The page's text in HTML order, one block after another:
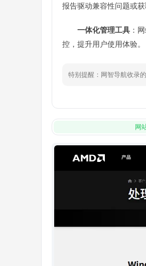
报告驱动兼容性问题或
一体化管理工具 ：
控，提升用户使用体验。
特别提醒：网智导航收录
网